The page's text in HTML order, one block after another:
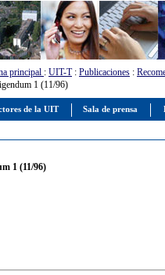
de la UIT Sala de prensa
principal : UIT-T: Publicaciones :
1 (11/96)
1 (11/96)